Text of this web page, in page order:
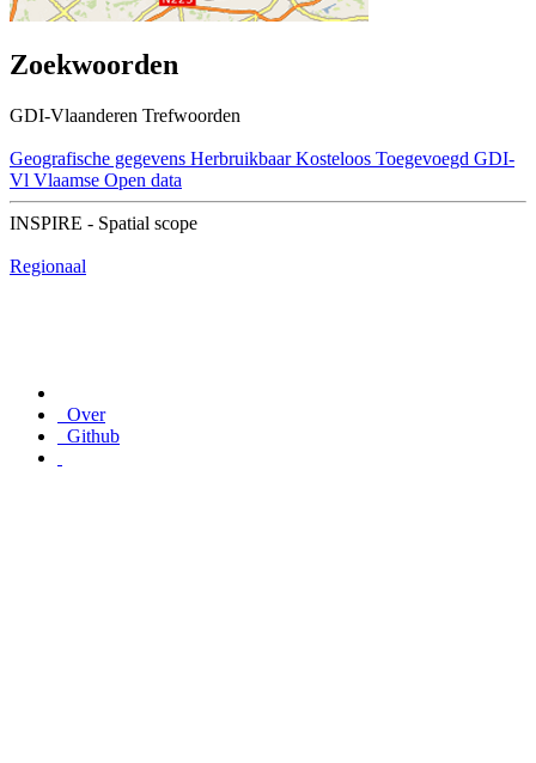
Zoekwoorden
GDI-Vlaanderen Trefwoorden
Geografische gegevens Herbruikbaar Kosteloos Toegevoegd GDI-
Vl Vlaamse Open data
INSPIRE - Spatial scope
Regionaal
Over
Github